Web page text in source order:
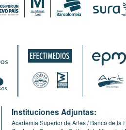
Instituciones Adjuntas:
Academia Superior de Artes Banco de la